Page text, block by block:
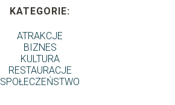
KATEGORIE:
ATRAKCJE
BIZNES
KULTURA
RESTAURACJE
SPOŁECZEŃSTWO